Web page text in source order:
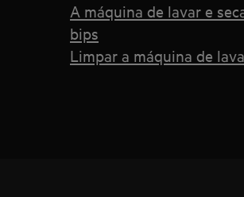
A máquina de lavar e
bips
Limpar a máquina de